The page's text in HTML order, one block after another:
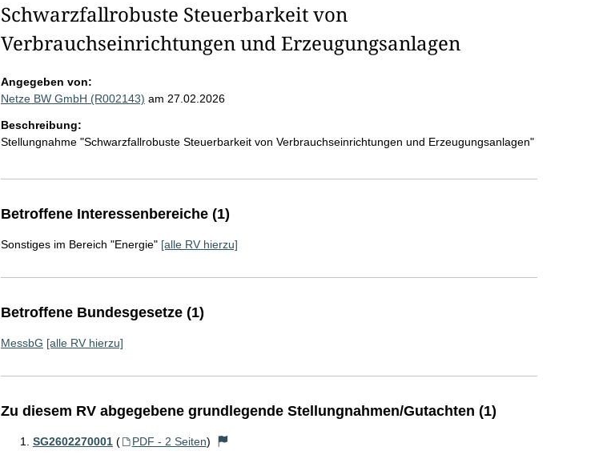
Schwarzfallrobuste Steuerbarkeit von
Verbrauchseinrichtungen und Erzeugungsanlagen
Angegeben von:
Netze BW GmbH (R002143) am 27.02.2026
Beschreibung:
Stellungnahme "Schwarzfallrobuste Steuerbarkeit von Verbrauchseinrichtungen und Erzeugungsanlagen"
Betroffene Interessenbereiche (1)
Sonstiges im Bereich "Energie" [alle RV hierzu]
Betroffene Bundesgesetze (1)
MessbG [alle RV hierzu]
Zu diesem RV abgegebene grundlegende Stellungnahmen/Gutachten (1)
SG2602270001 ( PDF - 2 Seiten)